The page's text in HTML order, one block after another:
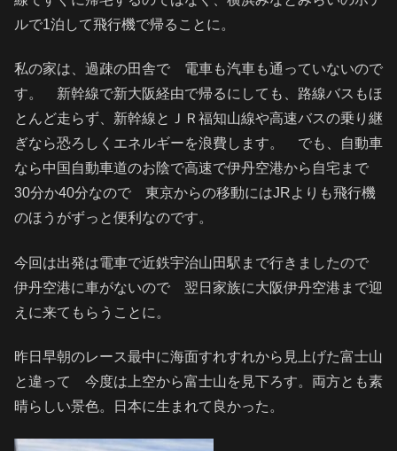
ルで1泊して飛行機で帰ることに。
私の家は、過疎の田舎で 電車も汽車も通っていないので
す。 新幹線で新大阪経由で帰るにしても、路線バスもほ
とんど走らず、新幹線とＪＲ福知山線や高速バスの乗り継
ぎなら恐ろしくエネルギーを浪費します。 でも、自動車
なら中国自動車道のお陰で高速で伊丹空港から自宅まで
30分か40分なので 東京からの移動にはJRよりも飛行機
のほうがずっと便利なのです。
今回は出発は電車で近鉄宇治山田駅まで行きましたので
伊丹空港に車がないので 翌日家族に大阪伊丹空港まで迎
えに来てもらうことに。
昨日早朝のレース最中に海面すれすれから見上げた富士山
と違って 今度は上空から富士山を見下ろす。両方とも素
晴らしい景色。日本に生まれて良かった。